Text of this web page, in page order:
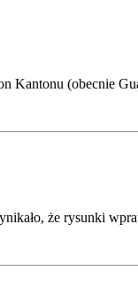
Kantonu (obecnie
że rysunki